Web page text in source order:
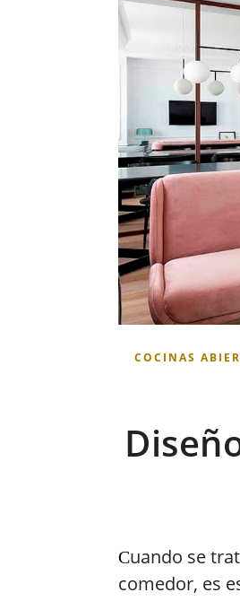
COCINAS
Cuando se
comedor, es